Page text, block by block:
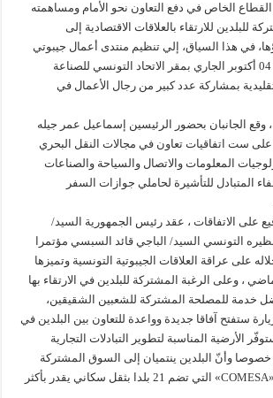
الخاص في دفع التعاون نحو الأمام ومساهمته
للبلدين للارتقاء بالعلاقات الاقتصادية إلى
في هذا السياق، إلي تنظيم منتدى أعمال جيبوتي
تونسي اليوم الخميس 04 أكتوبر الجاري بمقر الاتحاد التونسي للصناعة
بمشاركة عدد كبير من رجال الأعمال في
الجانبان بحضور الرئيسين إسماعيل عمر جيله
ست اتفاقيات تعاون في مجالات النقل البحري
المعلومات والاتصال والسياحة والصناعات
المتبادل للتأشيرة لحاملي جوازات السفر
على الاتفاقات ، عقد رئيس الجمهورية السيد/
التونسي السيد/ الباجي قائد السبسي مؤتمرا
على عراقة العلاقات الجيبوتية التونسية وتميزها
، وعلى الرغبة المشتركة للبلدين في الارتقاء بها
خدمة للمصلحة المشتركة للشعبين الشقيقين،
ستفتح آفاقا جديدة وواعدة للتعاون بين البلدين في
الأرضية المناسبة لتطوير التبادلات التجارية
خصوصا وأنّ البلدين ينتميان إلى السوق المشتركة
لشرق وجنوب افريقيا «COMESA» التي تضم 21 بلدا بثقل سكاني يقدر بأكثر